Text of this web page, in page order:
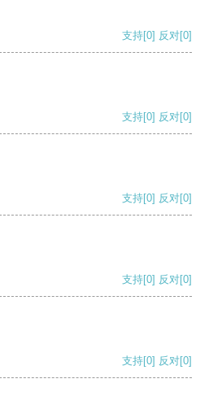
支持[0] 反对[0]
支持[0] 反对[0]
支持[0] 反对[0]
支持[0] 反对[0]
支持[0] 反对[0]